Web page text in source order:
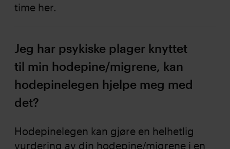
time her.
Jeg har psykiske plager knyttet
til min hodepine/migrene, kan
hodepinelegen hjelpe meg med
det?
Hodepinelegen kan gjøre en helhetlig
vurdering av din hodepine/migrene i en